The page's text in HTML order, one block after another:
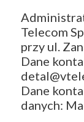
Telecom
przy ul.
Dane
Dane
danych: